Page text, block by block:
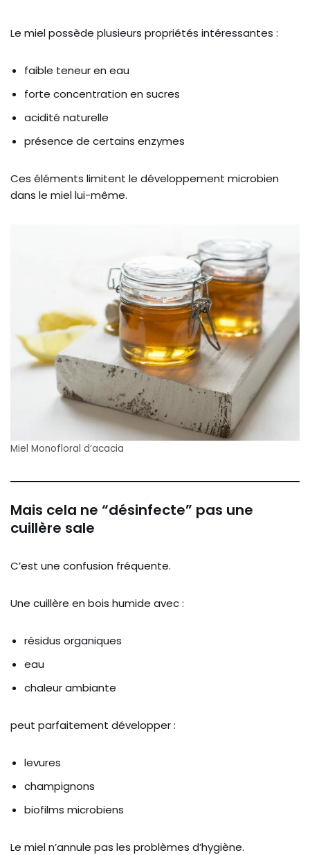
Le miel possède plusieurs propriétés intéressantes :
faible teneur en eau
forte concentration en sucres
acidité naturelle
présence de certains enzymes
Ces éléments limitent le développement microbien
dans le miel lui-même.
Miel Monofloral d’acacia
Mais cela ne “désinfecte” pas une
cuillère sale
C’est une confusion fréquente.
Une cuillère en bois humide avec :
résidus organiques
eau
chaleur ambiante
peut parfaitement développer :
levures
champignons
biofilms microbiens
Le miel n’annule pas les problèmes d’hygiène.